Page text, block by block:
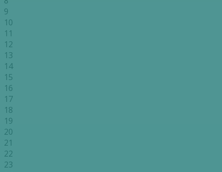
9
10
11
12
13
14
15
16
17
18
19
20
21
22
23